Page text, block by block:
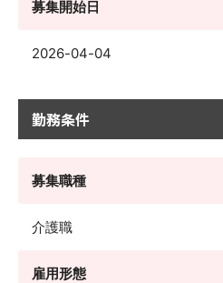
募集開始日
2026-04-04
勤務条件
募集職種
介護職
雇用形態